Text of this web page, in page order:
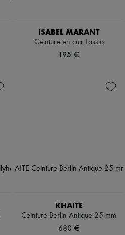
ISABEL MARANT
Ceinture en cuir Lassio
195 €
KHAITE
Ceinture Berlin Antique 25 mm
680 €